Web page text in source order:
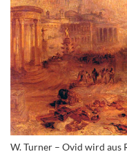
W. Turner – Ovid wird aus